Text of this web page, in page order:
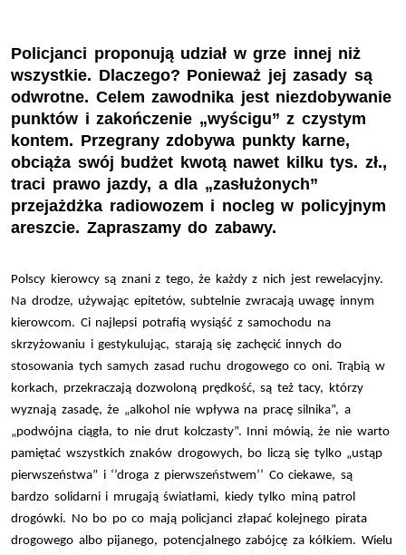
Policjanci proponują udział w grze innej niż
wszystkie. Dlaczego? Ponieważ jej zasady są
odwrotne. Celem zawodnika jest niezdobywanie
punktów i zakończenie „wyścigu” z czystym
kontem. Przegrany zdobywa punkty karne,
obciąża swój budżet kwotą nawet kilku tys. zł.,
traci prawo jazdy, a dla „zasłużonych”
przejażdżka radiowozem i nocleg w policyjnym
areszcie. Zapraszamy do zabawy.
Polscy kierowcy są znani z tego, że każdy z nich jest rewelacyjny.
Na drodze, używając epitetów, subtelnie zwracają uwagę innym
kierowcom. Ci najlepsi potrafią wysiąść z samochodu na
skrzyżowaniu i gestykulując, starają się zachęcić innych do
stosowania tych samych zasad ruchu drogowego co oni. Trąbią w
korkach, przekraczają dozwoloną prędkość, są też tacy, którzy
wyznają zasadę, że „alkohol nie wpływa na pracę silnika”, a
„podwójna ciągła, to nie drut kolczasty”. Inni mówią, że nie warto
pamiętać wszystkich znaków drogowych, bo liczą się tylko „ustąp
pierwszeństwa” i ‘’droga z pierwszeństwem’’ Co ciekawe, są
bardzo solidarni i mrugają światłami, kiedy tylko miną patrol
drogówki. No bo po co mają policjanci złapać kolejnego pirata
drogowego albo pijanego, potencjalnego zabójcę za kółkiem. Wielu